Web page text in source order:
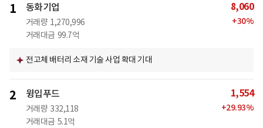
1 동화기업
거래량 1,270,996
거래대금 99.7억
8,060
+30%
전고체 배터리 소재 기술 사업 확대 기대
2 윙입푸드
거래량 332,118
거래대금 5.1억
1,554
+29.93%